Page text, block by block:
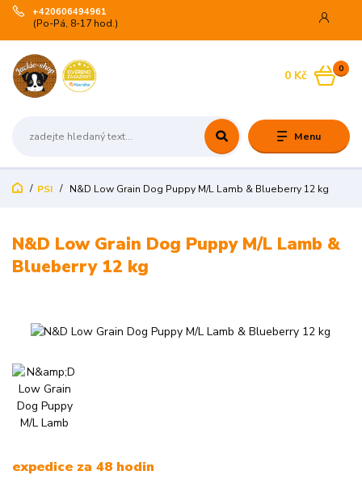
Menu
+420606494961
(Po-Pá, 8-17 hod.)
0
0 Kč
PSI N&D Low Grain Dog Puppy M/L Lamb & Blueberry 12 kg
N&D Low Grain Dog Puppy M/L Lamb &
Blueberry 12 kg
expedice za 48 hodin